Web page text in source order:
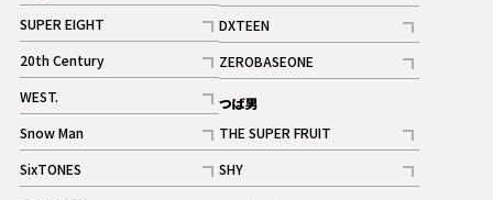
記事
SUPER EIGHT
記事
20th Century
記事
WEST.
記事
Snow Man
記事
ギャラリー
SixTONES
記事
記事
ギャラリー
DXTEEN
記事
ギャラリー
ZEROBASEONE
記事
つば男
THE SUPER FRUIT
記事
SHY
記事